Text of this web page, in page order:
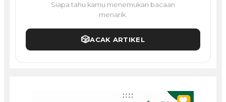
Siapa tahu kamu menemukan bacaan
menarik.
🎲ACAK ARTIKEL